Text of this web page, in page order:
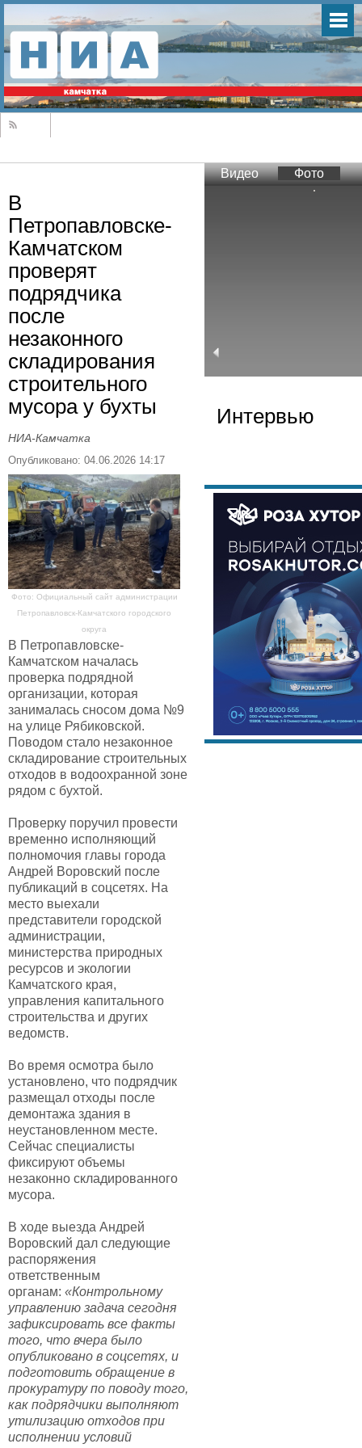
В
Петропавловске-
Камчатском
проверят
подрядчика
после
незаконного
складирования
строительного
мусора у бухты
НИА-Камчатка
Опубликовано: 04.06.2026 14:17
Фото: Официальный сайт администрации
Петропавловск-Камчатского городского
округа
В Петропавловске-
Камчатском началась
проверка подрядной
организации, которая
занималась сносом дома №9
на улице Рябиковской.
Поводом стало незаконное
складирование строительных
отходов в водоохранной зоне
рядом с бухтой.
Проверку поручил провести
временно исполняющий
полномочия главы города
Андрей Воровский после
публикаций в соцсетях. На
место выехали
представители городской
администрации,
министерства природных
ресурсов и экологии
Камчатского края,
управления капитального
строительства и других
ведомств.
Во время осмотра было
установлено, что подрядчик
размещал отходы после
демонтажа здания в
неустановленном месте.
Сейчас специалисты
фиксируют объемы
незаконно складированного
мусора.
В ходе выезда Андрей
Воровский дал следующие
распоряжения
ответственным
органам: «Контрольному
управлению задача сегодня
зафиксировать все факты
того, что вчера было
опубликовано в соцсетях, и
подготовить обращение в
прокуратуру по поводу того,
как подрядчики выполняют
утилизацию отходов при
исполнении условий
Видео Фото
Интервью